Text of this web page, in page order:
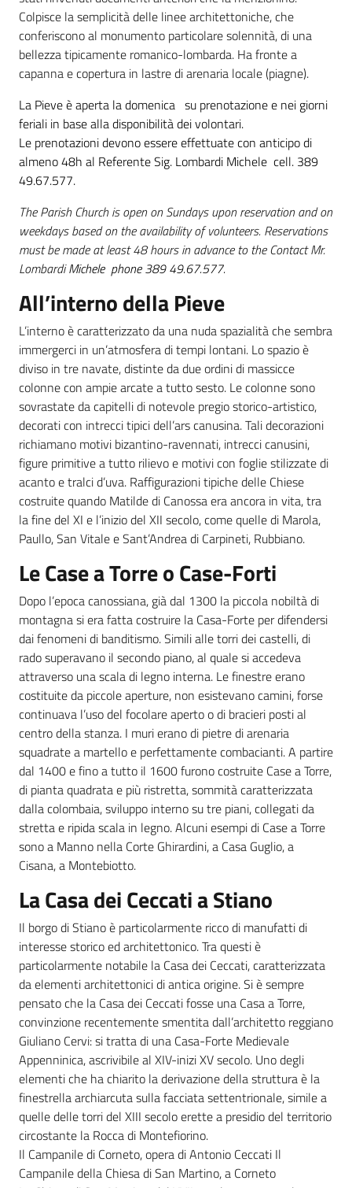
Colpisce la semplicità delle linee architettoniche, che
conferiscono al monumento particolare solennità, di una
bellezza tipicamente romanico-lombarda. Ha fronte a
capanna e copertura in lastre di arenaria locale (piagne).
La Pieve è aperta ladomenica su prenotazione e nei giorni
feriali in base alla disponibilità dei volontari.
Le prenotazioni devono essere effettuate con anticipo di
almeno 48h al Referente Sig. Lombardi Michele cell. 389
49.67.577.
The Parish Church is open on Sundays upon reservation and on
weekdays based on the availability of volunteers. Reservations
must be made at least 48 hours in advance to the Contact Mr.
LombardiMichele phone 389 49.67.577.
All’interno della Pieve
L’interno è caratterizzato da una nuda spazialità che sembra
immergerci in un’atmosfera di tempi lontani. Lo spazio è
diviso in tre navate, distinte da due ordini di massicce
colonne con ampie arcate a tutto sesto. Le colonne sono
sovrastate da capitelli di notevole pregio storico-artistico,
decorati con intrecci tipici dell’ars canusina. Tali decorazioni
richiamano motivi bizantino-ravennati, intrecci canusini,
figure primitive a tutto rilievo e motivi con foglie stilizzate di
acanto e tralci d’uva. Raffigurazioni tipiche delle Chiese
costruite quando Matilde di Canossa era ancora in vita, tra
la fine del XI e l’inizio del XII secolo, come quelle di Marola,
Paullo, San Vitale e Sant’Andrea di Carpineti, Rubbiano.
Le Case a Torre o Case-Forti
Dopo l’epoca canossiana, già dal 1300 la piccola nobiltà di
montagna si era fatta costruire la Casa-Forte per difendersi
dai fenomeni di banditismo. Simili alle torri dei castelli, di
rado superavano il secondo piano, al quale si accedeva
attraverso una scala di legno interna. Le finestre erano
costituite da piccole aperture, non esistevano camini, forse
continuava l’uso del focolare aperto o di bracieri posti al
centro della stanza. I muri erano di pietre di arenaria
squadrate a martello e perfettamente combacianti. A partire
dal 1400 e fino a tutto il 1600 furono costruite Case a Torre,
di pianta quadrata e più ristretta, sommità caratterizzata
dalla colombaia, sviluppo interno su tre piani, collegati da
stretta e ripida scala in legno. Alcuni esempi di Case a Torre
sono a Manno nella Corte Ghirardini, a Casa Guglio, a
Cisana, a Montebiotto.
La Casa dei Ceccati a Stiano
Il borgo di Stiano è particolarmente ricco di manufatti di
interesse storico ed architettonico. Tra questi è
particolarmente notabile la Casa dei Ceccati, caratterizzata
da elementi architettonici di antica origine. Si è sempre
pensato che la Casa dei Ceccati fosse una Casa a Torre,
convinzione recentemente smentita dall’architetto reggiano
Giuliano Cervi: si tratta di una Casa-Forte Medievale
Appenninica, ascrivibile al XIV-inizi XV secolo. Uno degli
elementi che ha chiarito la derivazione della struttura è la
finestrella archiarcuta sulla facciata settentrionale, simile a
quelle delle torri del XIII secolo erette a presidio del territorio
circostante la Rocca di Montefiorino.
Il Campanile di Corneto, opera di Antonio Ceccati Il
Campanile della Chiesa di San Martino, a Corneto